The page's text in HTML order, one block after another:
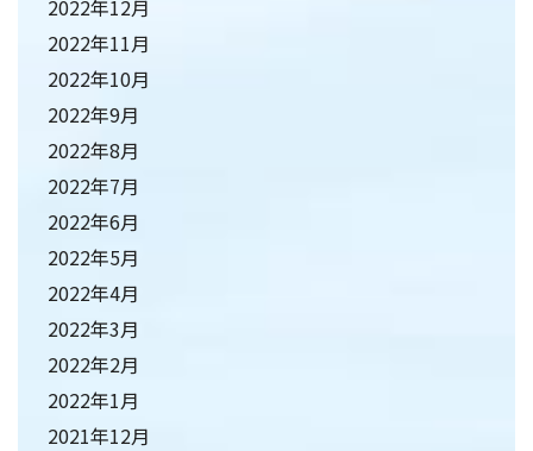
2022年12月
2022年11月
2022年10月
2022年9月
2022年8月
2022年7月
2022年6月
2022年5月
2022年4月
2022年3月
2022年2月
2022年1月
2021年12月